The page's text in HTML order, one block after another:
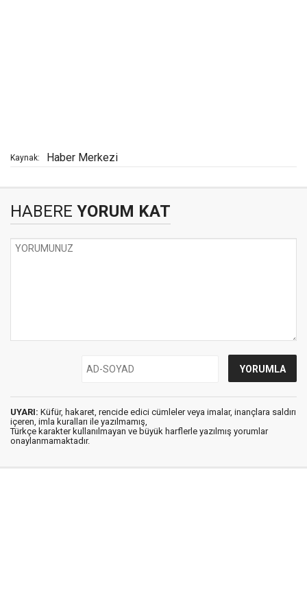
Kaynak: Haber Merkezi
HABERE YORUM KAT
UYARI: Küfür, hakaret, rencide edici cümleler veya imalar, inançlara saldırı
içeren, imla kuralları ile yazılmamış,
Türkçe karakter kullanılmayan ve büyük harflerle yazılmış yorumlar
onaylanmamaktadır.